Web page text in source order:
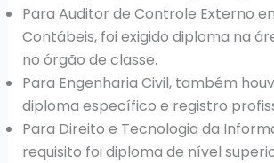
Para Auditor de Controle Externo
Contábeis, foi exigido diploma na
no órgão de classe.
Para Engenharia Civil, também
diploma específico e registro
Para Direito e Tecnologia da
requisito foi diploma de nível